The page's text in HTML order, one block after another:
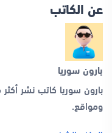
عن الكاتب
بارون سوريا
ومواقع.